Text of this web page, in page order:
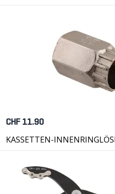
CHF 11.90
KASSETTEN-